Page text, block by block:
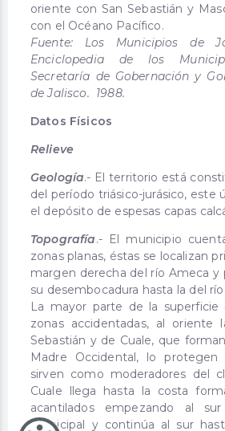
oriente con San Sebastián y
con el Océano Pacífico.
Fuente: Los Municipios de
Enciclopedia de los
Secretaría de Gobernación y
de Jalisco. 1988.
Datos Físicos
Relieve
Geología.- El territorio está
del período triásico-jurásico, este
el depósito de espesas capas
Topografía.- El municipio
zonas planas, éstas se localizan
margen derecha del río Ameca y
su desembocadura hasta la del
La mayor parte de la superficie
zonas accidentadas, al oriente
Sebastián y de Cuale, que
Madre Occidental, lo
sirven como moderadores del
Cuale llega hasta la costa
acantilados empezando al
municipal y continúa al sur